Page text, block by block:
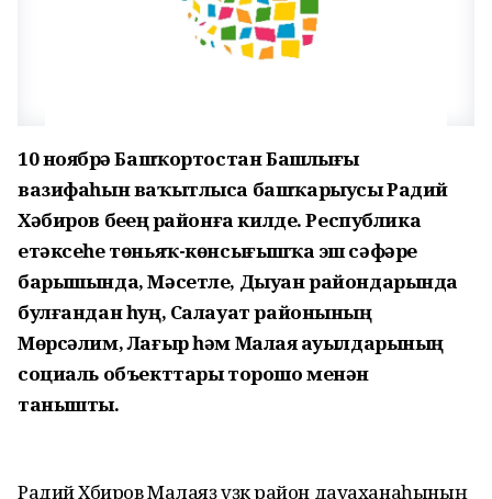
10 ноябрҙә Башҡортостан Башлығы
вазифаһын ваҡытлыса башҡарыусы Радий
Хәбиров беҙҙең районға килде. Республика
етәксеһе төньяҡ-көнсығышҡа эш сәфәре
барышында, Мәсетле, Дыуан райондарында
булғандан һуң, Салауат районының
Мөрсәлим, Лағыр һәм Малаяҙ ауылдарының
социаль объекттары торошо менән
танышты.
Радий Хәбиров Малаяҙ үҙәк район дауаханаһының